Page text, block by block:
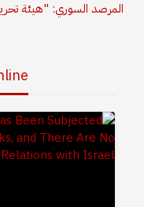
المرصد السوري: "هيئة